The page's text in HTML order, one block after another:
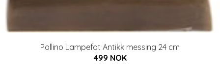
Pollino Lampefot Antikk messing 24 cm
499 NOK